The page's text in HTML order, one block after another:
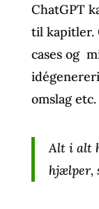
ChatGPT
til kapitler.
cases og
omslag etc.
Alt i alt
hjælper,